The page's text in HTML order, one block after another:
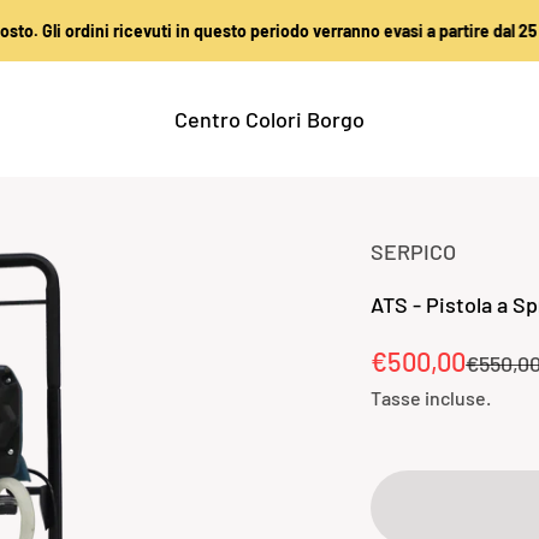
ricevuti in questo periodo verranno evasi a partire dal 25 agosto.
Centro Colori Borgo
SERPICO
ATS - Pistola a
Prezzo
€500,00Prezzo
Tasse incluse.